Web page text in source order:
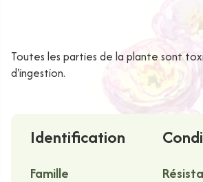
Toutes les parties de la plante sont
d'ingestion.
Identification
Famille